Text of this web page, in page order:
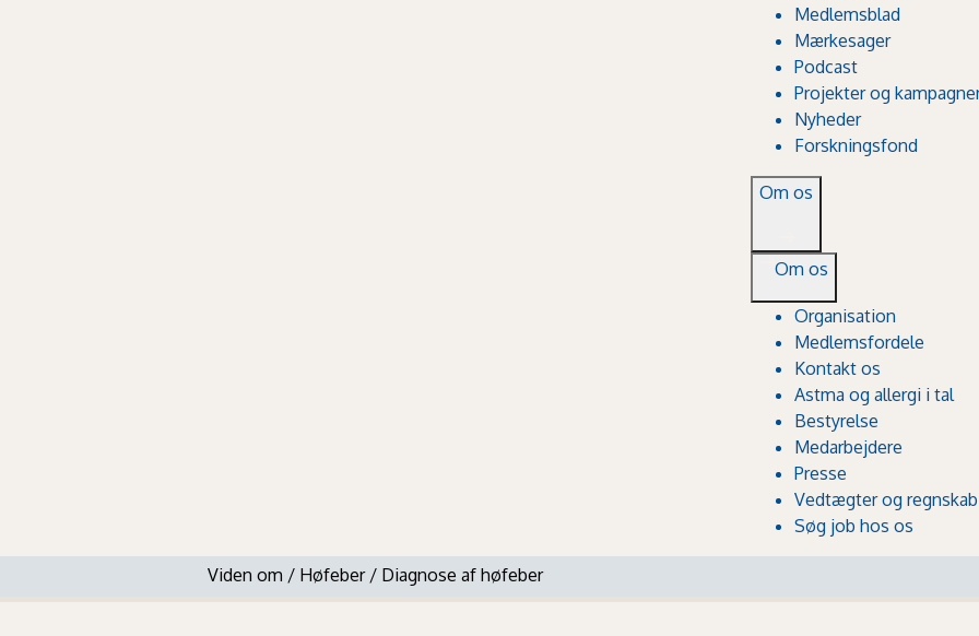
Medlemsblad
Mærkesager
Podcast
Projekter og
Nyheder
Forskningsfond
Om os
Om os
Organisation
Medlemsfordele
Kontakt os
Astma og allergi i tal
Bestyrelse
Medarbejdere
Presse
Vedtægter og regnskab
Søg job hos os
Viden om / Høfeber / Diagnose af høfeber